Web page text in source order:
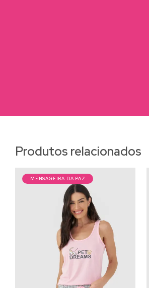
Produtos relacionados
MENSAGEIRA DA PAZ